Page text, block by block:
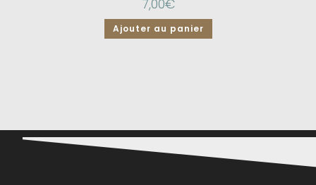
7,00€
Ajouter au panier